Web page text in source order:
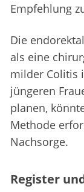
Empfehlung
Die
als eine
milder Colitis
jüngeren
planen,
Methode
Nachsorge.
Register